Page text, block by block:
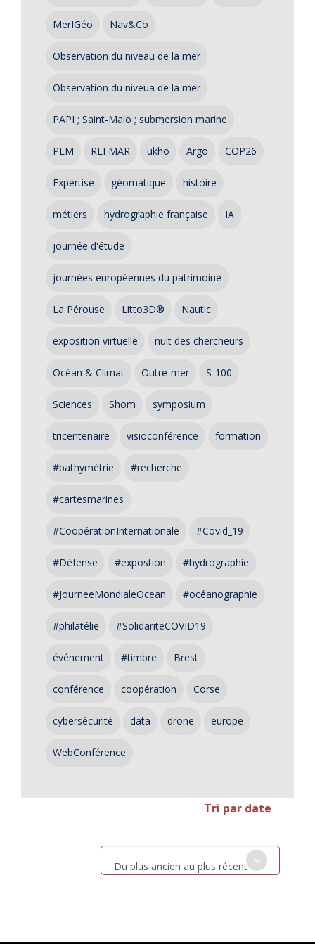
MerIGéo Nav&Co
Observation du niveau de la mer
Observation du niveua de la mer
PAPI ; Saint-Malo ; submersion marine
PEM REFMAR ukho Argo COP26
Expertise géomatique histoire
métiers hydrographie française IA
journée d'étude
journées européennes du patrimoine
La Pérouse Litto3D® Nautic
exposition virtuelle nuit des chercheurs
Océan & Climat Outre-mer S-100
Sciences Shom symposium
tricentenaire visioconférence formation
#bathymétrie #recherche
#cartesmarines
#CoopérationInternationale #Covid_19
#Défense #expostion #hydrographie
#JourneeMondialeOcean #océanographie
#philatélie #SolidariteCOVID19
événement #timbre Brest
conférence coopération Corse
cybersécurité data drone europe
WebConférence
Tri par date
Du plus ancien au plus récent